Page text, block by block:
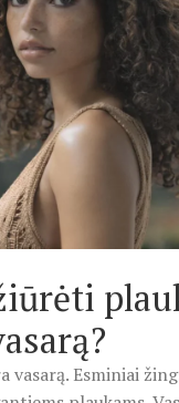
vasarą. Esminiai